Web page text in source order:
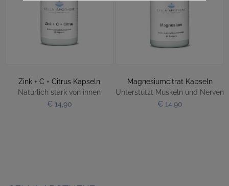
Zink + C + Citrus Kapseln
Natürlich stark von innen
€ 14,90
Magnesiumcitrat Kapseln
Unterstützt Muskeln und Nerven
€ 14,90